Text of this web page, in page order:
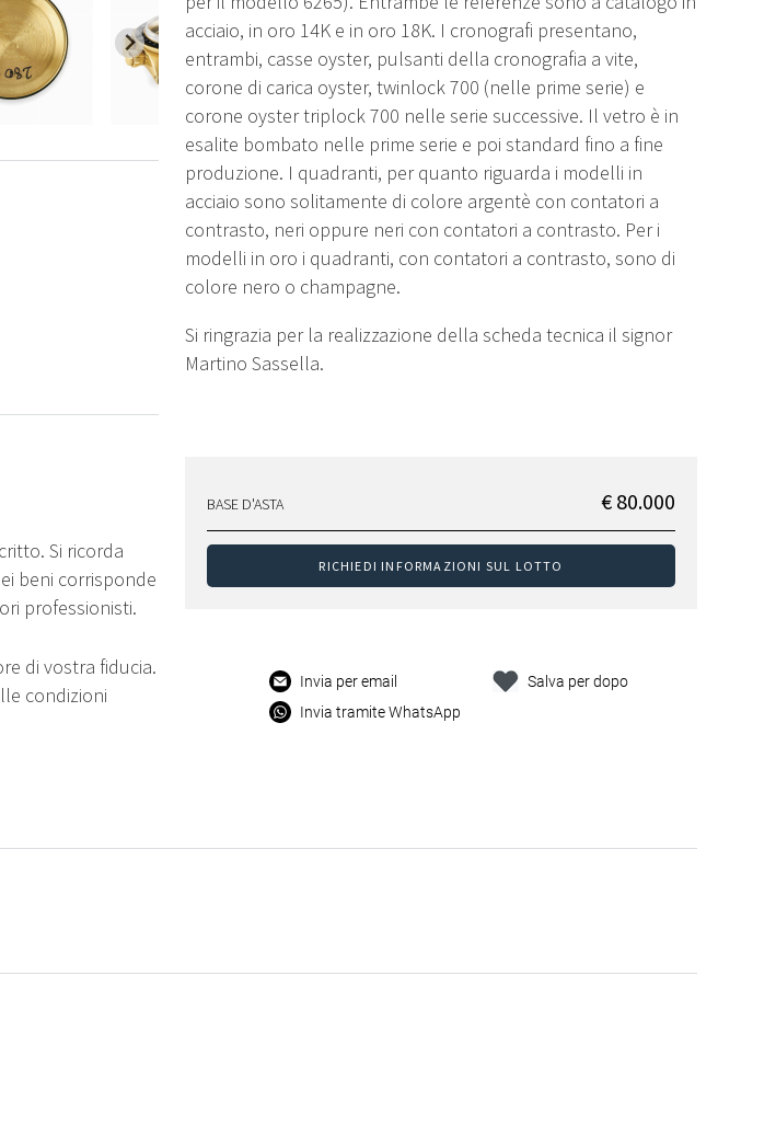
acciaio, in oro 14K e in oro 18K. I cronografi presentano,
entrambi, casse oyster, pulsanti della cronografia a vite,
corone di carica oyster, twinlock 700 (nelle prime serie) e
corone oyster triplock 700 nelle serie successive. Il vetro è in
esalite bombato nelle prime serie e poi standard fino a fine
produzione. I quadranti, per quanto riguarda i modelli in
acciaio sono solitamente di colore argentè con contatori a
contrasto, neri oppure neri con contatori a contrasto. Per i
modelli in oro i quadranti, con contatori a contrasto, sono di
colore nero o champagne.
Si ringrazia per la realizzazione della scheda tecnica il signor
Martino Sassella.
BASE D'ASTA € 80.000
RICHIEDI INFORMAZIONI SUL LOTTO
Invia per email
Invia tramite WhatsApp
Salva per dopo
Si ricorda
beni corrisponde
professionisti.
di vostra fiducia.
condizioni